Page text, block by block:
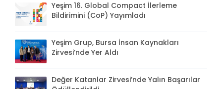
Yeşim 16. Global Compact İlerleme
Bildirimini (CoP) Yayımladı
Yeşim Grup, Bursa İnsan Kaynakları
Zirvesi’nde Yer Aldı
Değer Katanlar Zirvesi’nde Yalın Başarılar